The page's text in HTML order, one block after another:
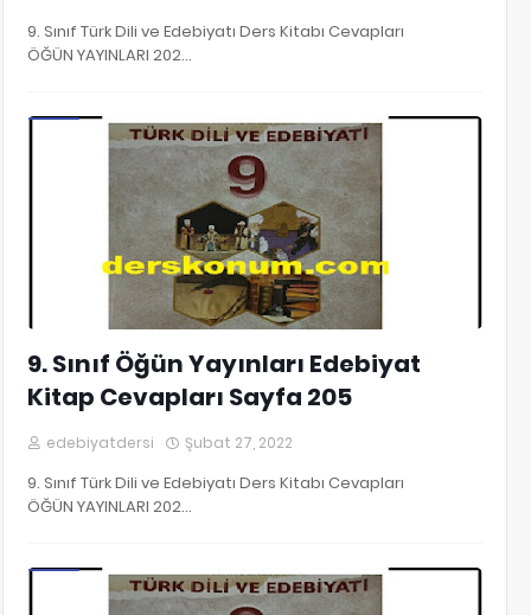
9. Sınıf Türk Dili ve Edebiyatı Ders Kitabı Cevapları
ÖĞÜN YAYINLARI 202…
9. Sınıf Öğün Yayınları Edebiyat
Kitap Cevapları Sayfa 205
edebiyatdersi Şubat 27, 2022
9. Sınıf Türk Dili ve Edebiyatı Ders Kitabı Cevapları
ÖĞÜN YAYINLARI 202…